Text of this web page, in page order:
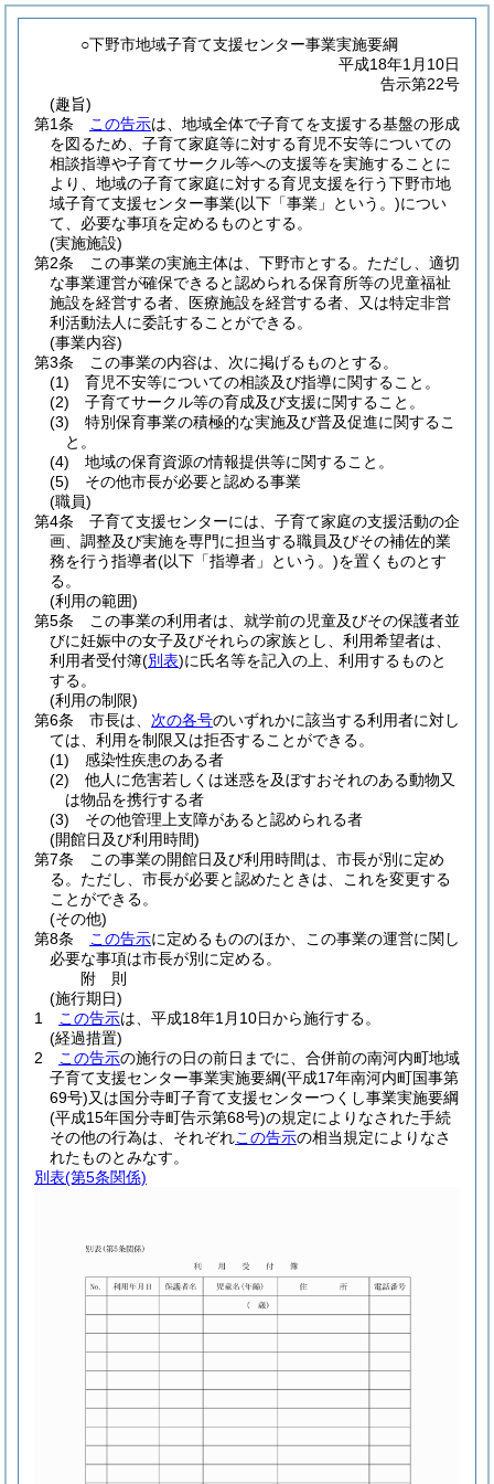
○下野市地域子育て支援センター事業実施要綱
平成18年1月10日
告示第22号
(趣旨)
第1条
この告示は、地域全体で子育てを支援する基盤の形成
を図るため、子育て家庭等に対する育児不安等についての
相談指導や子育てサークル等への支援等を実施することに
より、地域の子育て家庭に対する育児支援を行う下野市地
域子育て支援センター事業(以下「事業」という。)につい
て、必要な事項を定めるものとする。
(実施施設)
第2条
この事業の実施主体は、下野市とする。 ただし、適切
な事業運営が確保できると認められる保育所等の児童福祉
施設を経営する者、医療施設を経営する者、又は特定非営
利活動法人に委託することができる。
(事業内容)
第3条
この事業の内容は、次に掲げるものとする。
(1)
育児不安等についての相談及び指導に関すること。
(2)
子育てサークル等の育成及び支援に関すること。
(3)
特別保育事業の積極的な実施及び普及促進に関するこ
と。
(4)
地域の保育資源の情報提供等に関すること。
(5)
その他市長が必要と認める事業
(職員)
第4条
子育て支援センターには、子育て家庭の支援活動の企
画、調整及び実施を専門に担当する職員及びその補佐的業
務を行う指導者(以下「指導者」という。)を置くものとす
る。
(利用の範囲)
第5条
この事業の利用者は、就学前の児童及びその保護者並
びに妊娠中の女子及びそれらの家族とし、利用希望者は、
利用者受付簿(別表)に氏名等を記入の上、利用するものと
する。
(利用の制限)
第6条
市長は、 次の各号のいずれかに該当する利用者に対し
ては、利用を制限又は拒否することができる。
(1)
感染性疾患のある者
(2)
他人に危害若しくは迷惑を及ぼすおそれのある動物又
は物品を携行する者
(3)
その他管理上支障があると認められる者
(開館日及び利用時間)
第7条
この事業の開館日及び利用時間は、市長が別に定め
る。 ただし、市長が必要と認めたときは、これを変更する
ことができる。
(その他)
第8条
この告示に定めるもののほか、この事業の運営に関し
必要な事項は市長が別に定める。
附 則
(施行期日)
1
この告示は、平成18年1月10日から施行する。
(経過措置)
2
この告示の施行の日の前日までに、合併前の南河内町地域
子育て支援センター事業実施要綱(平成17年南河内町国事第
69号)又は国分寺町子育て支援センターつくし事業実施要綱
(平成15年国分寺町告示第68号)の規定によりなされた手続
その他の行為は、それぞれこの告示の相当規定によりなさ
れたものとみなす。
別表(第5条関係)